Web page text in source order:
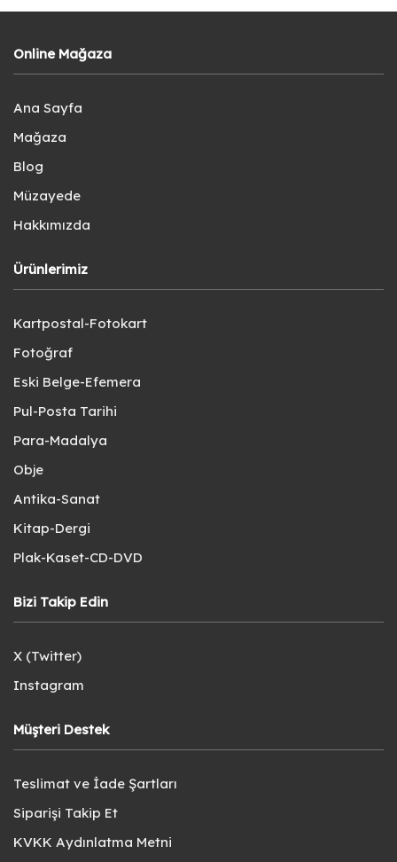
Online Mağaza
Ana Sayfa
Mağaza
Blog
Müzayede
Hakkımızda
Ürünlerimiz
Kartpostal-Fotokart
Fotoğraf
Eski Belge-Efemera
Pul-Posta Tarihi
Para-Madalya
Obje
Antika-Sanat
Kitap-Dergi
Plak-Kaset-CD-DVD
Bizi Takip Edin
X (Twitter)
Instagram
Müşteri Destek
Teslimat ve İade Şartları
Siparişi Takip Et
KVKK Aydınlatma Metni